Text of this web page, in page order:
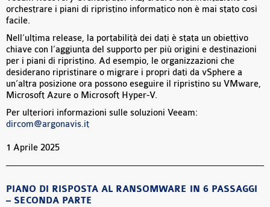
orchestrare i piani di ripristino informatico non è mai stato così
facile.
Nell’ultima release, la portabilità dei dati è stata un obiettivo
chiave con l’aggiunta del supporto per più origini e destinazioni
per i piani di ripristino. Ad esempio, le organizzazioni che
desiderano ripristinare o migrare i propri dati da vSphere a
un’altra posizione ora possono eseguire il ripristino su VMware,
Microsoft Azure o Microsoft Hyper-V.
Per ulteriori informazioni sulle soluzioni Veeam:
dircom@argonavis.it
1 Aprile 2025
PIANO DI RISPOSTA AL RANSOMWARE IN 6 PASSAGGI
– SECONDA PARTE